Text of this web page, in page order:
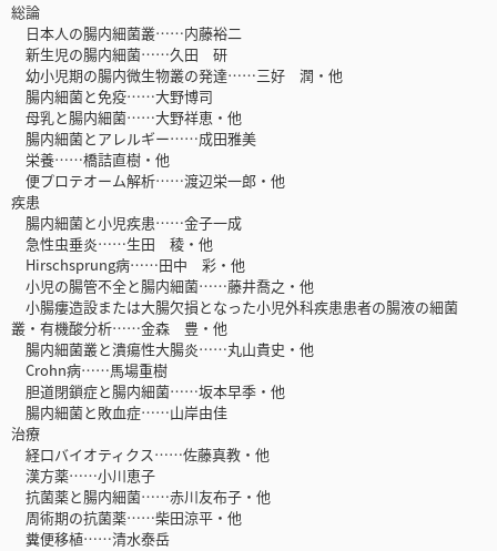
総論
日本人の腸内細菌叢……内藤裕二
新生児の腸内細菌……久田 研
幼小児期の腸内微生物叢の発達……三好 潤・他
腸内細菌と免疫……大野博司
母乳と腸内細菌……大野祥恵・他
腸内細菌とアレルギー……成田雅美
栄養……橋詰直樹・他
便プロテオーム解析……渡辺栄一郎・他
疾患
腸内細菌と小児疾患……金子一成
急性虫垂炎……生田 稜・他
Hirschsprung病……田中 彩・他
小児の腸管不全と腸内細菌……藤井喬之・他
小腸瘻造設または大腸欠損となった小児外科疾患患者の腸液の細菌
叢・有機酸分析……金森 豊・他
腸内細菌叢と潰瘍性大腸炎……丸山貴史・他
Crohn病……馬場重樹
胆道閉鎖症と腸内細菌……坂本早季・他
腸内細菌と敗血症……山岸由佳
治療
経口バイオティクス……佐藤真教・他
漢方薬……小川恵子
抗菌薬と腸内細菌……赤川友布子・他
周術期の抗菌薬……柴田涼平・他
糞便移植……清水泰岳